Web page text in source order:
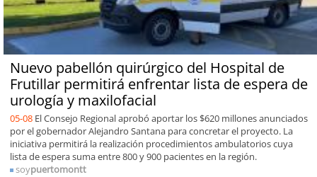
Nuevo pabellón quirúrgico del Hospital de
Frutillar permitirá enfrentar lista de espera de
urología y maxilofacial
05-08 El Consejo Regional aprobó aportar los $620 millones anunciados
por el gobernador Alejandro Santana para concretar el proyecto. La
iniciativa permitirá la realización procedimientos ambulatorios cuya
lista de espera suma entre 800 y 900 pacientes en la región.
soypuertomontt